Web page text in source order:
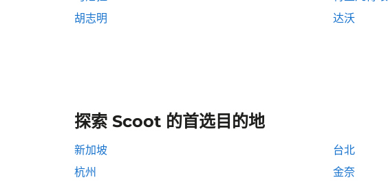
胡志明
达沃
探索 Scoot 的首选目的地
新加坡 台北
杭州
金奈